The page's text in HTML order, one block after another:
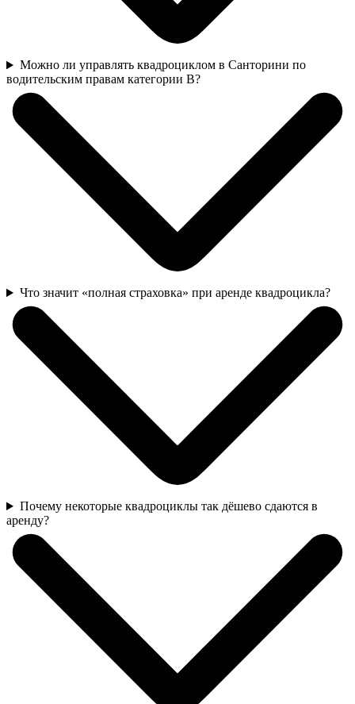
Можно ли управлять квадроциклом в Санторини по
водительским правам категории B?
Что значит «полная страховка» при аренде квадроцикла?
Почему некоторые квадроциклы так дёшево сдаются в
аренду?